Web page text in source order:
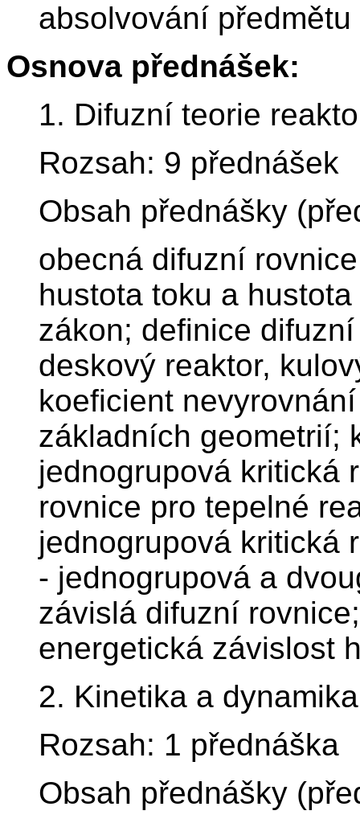
absolvování předmětu
Osnova přednášek:
1. Difuzní teorie
Rozsah: 9 přednášek
Obsah přednášky
obecná difuzní
hustota toku a
zákon; definice
deskový reaktor,
koeficient
základních geometrií;
jednogrupová kritická
rovnice pro tepelné
jednogrupová kritická
- jednogrupová a
závislá difuzní
energetická závislost
2. Kinetika a
Rozsah: 1 přednáška
Obsah přednášky